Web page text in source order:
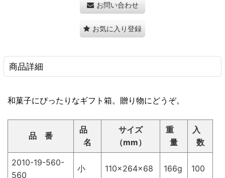
お問い合わせ
お気に入り登録
商品詳細
和菓子にぴったりなギフト箱。贈り物にどうぞ。
品 番
品
名
サイズ
（mm）
重
量
入
数
2010-19-560-
560
小 110×264×68 166g 100